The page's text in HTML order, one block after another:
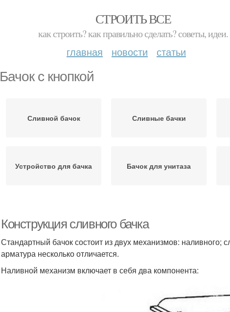
СТРОИТЬ ВСЕ
как строить? как правильно сделать? советы, идеи.
главная новости статьи
Бачок с кнопкой
Сливной бачок Сливные бачки
Устройство для бачка Бачок для унитаза
Конструкция сливного бачка
Стандартный бачок состоит из двух механизмов:
арматура несколько отличается.
Наливной механизм включает в себя два компонента: